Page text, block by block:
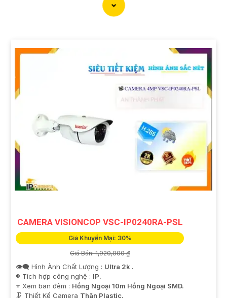
công nghệ hồng ngoại thông minh. - Phù hợp để theo
giải 2MP (1920x1080). - Hỗ trợ chống ngược sáng kỹ
thuật số. - Thiết kế vỏ nhựa chống va đập. - Hồng
ngoại ban đêm khoảng cách lên đến 30m.
✳️3:
**Camera Dahua HDCVI HAC-HFW1200T**: -
Camera HDCVI 2MP hỗ trợ chất lượng hình ảnh cao. -
Lens cố định 3.6mm. - Tầm quan sát hồng ngoại lên
đến 20m. - Chống ngược sáng Digital WDR, cân bằng
sáng, chống nhiễu 3D. - Giá phải chăng với chất lượng
chắc chắn hơn
Nhớ kiểm tra và lựa chọn sản phẩm phù hợp với nhu
cầu sử dụng và không gian lắp đặt của bạn. Bạn có thể
tham khảo thêm thông tin chi tiết và mua hàng tại các
phù hợp!
CAMERA VISIONCOP VSC-IP0240RA-PSL
Giá Khuyến Mại: 30%
Giá Bán: 1,920,000 ₫
👁️‍🗨 Hình Ành Chất Lượng : Ultra 2k .
®️ Tích hợp công nghệ : IP.
⭐ Xem ban đêm : Hồng Ngoại 10m Hồng Ngoại SMD.
🗜️ Thiết Kế Camera Thân Plastic.